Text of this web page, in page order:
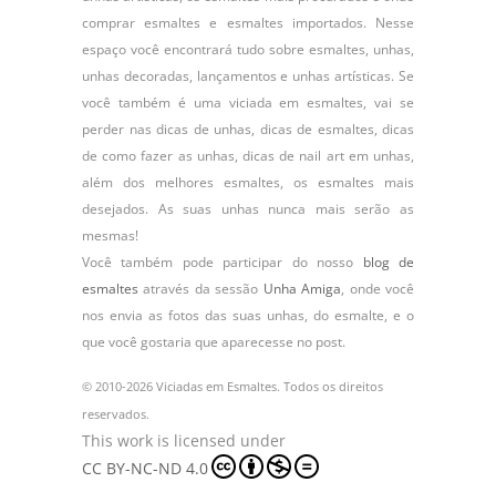
comprar esmaltes e esmaltes importados. Nesse
espaço você encontrará tudo sobre esmaltes, unhas,
unhas decoradas, lançamentos e unhas artísticas. Se
você também é uma viciada em esmaltes, vai se
perder nas dicas de unhas, dicas de esmaltes, dicas
de como fazer as unhas, dicas de nail art em unhas,
além dos melhores esmaltes, os esmaltes mais
desejados. As suas unhas nunca mais serão as
mesmas!
Você também pode participar do nosso blog de
esmaltes através da sessão Unha Amiga, onde você
nos envia as fotos das suas unhas, do esmalte, e o
que você gostaria que aparecesse no post.
© 2010-2026 Viciadas em Esmaltes. Todos os direitos
reservados.
This work is licensed under
CC BY-NC-ND 4.0